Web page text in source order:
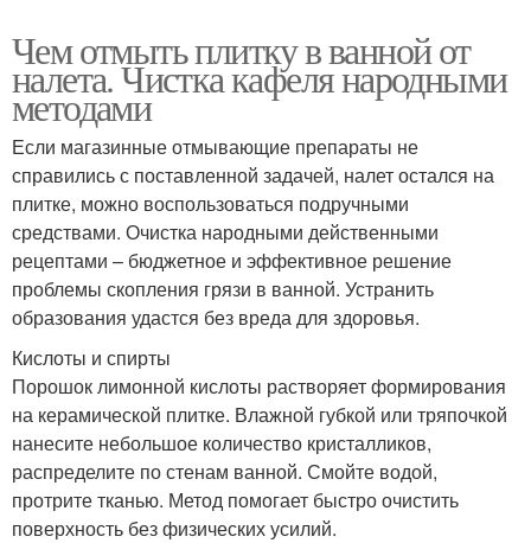
Чем отмыть плитку в ванной от
налета. Чистка кафеля народными
методами
Если магазинные отмывающие препараты не
справились с поставленной задачей, налет остался на
плитке, можно воспользоваться подручными
средствами. Очистка народными действенными
рецептами – бюджетное и эффективное решение
проблемы скопления грязи в ванной. Устранить
образования удастся без вреда для здоровья.
Кислоты и спирты
Порошок лимонной кислоты растворяет формирования
на керамической плитке. Влажной губкой или тряпочкой
нанесите небольшое количество кристалликов,
распределите по стенам ванной. Смойте водой,
протрите тканью. Метод помогает быстро очистить
поверхность без физических усилий.